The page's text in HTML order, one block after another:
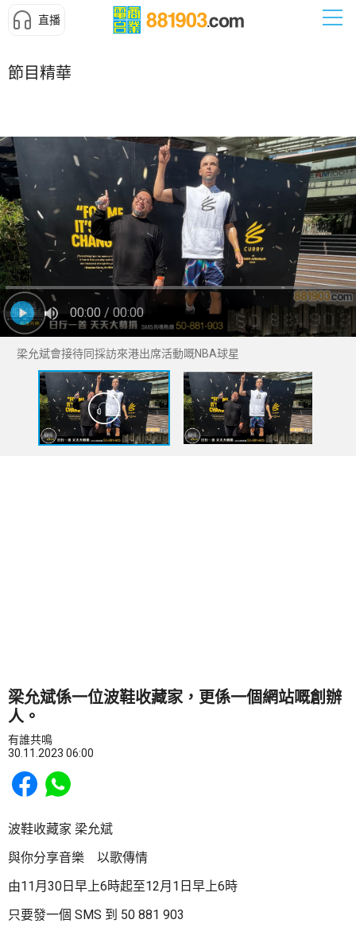
直播
節目精華
00:00 / 00:00
梁允斌會接待同採訪來港出席活動嘅NBA球星
梁允斌係一位波鞋收藏家，更係一個網站嘅創辦
人。
有誰共鳴
30.11.2023 06:00
Share to Facebook
Share to WhatsApp
波鞋收藏家 梁允斌
與你分享音樂 以歌傳情
由11月30日早上6時起至12月1日早上6時
只要發一個 SMS 到 50 881 903